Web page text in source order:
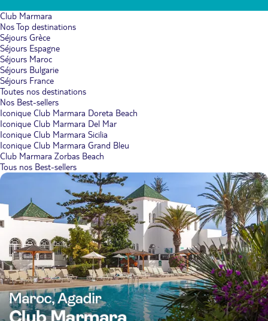
Club Marmara
Nos Top destinations
Séjours Grèce
Séjours Espagne
Séjours Maroc
Séjours Bulgarie
Séjours France
Toutes nos destinations
Nos Best-sellers
Iconique Club Marmara Doreta Beach
Iconique Club Marmara Del Mar
Iconique Club Marmara Sicilia
Iconique Club Marmara Grand Bleu
Club Marmara Zorbas Beach
Tous nos Best-sellers